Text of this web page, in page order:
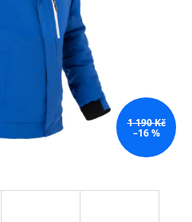
1 190 Kč
–16 %